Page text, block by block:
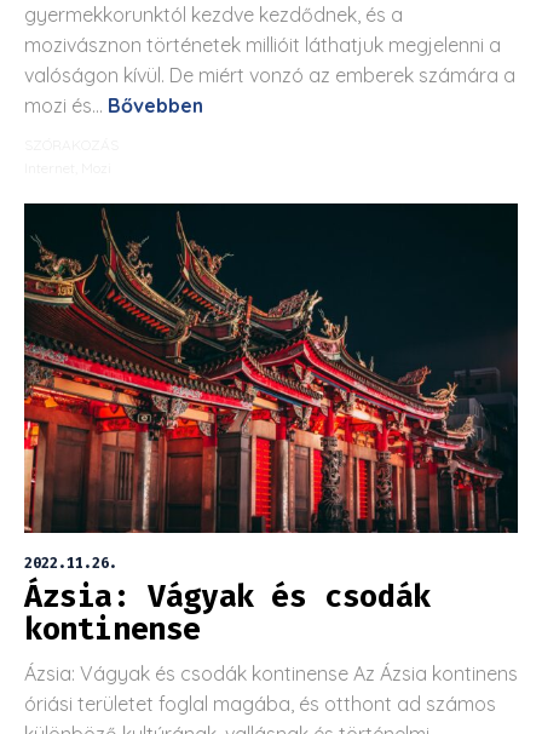
gyermekkorunktól kezdve kezdődnek, és a
mozivásznon történetek millióit láthatjuk megjelenni a
valóságon kívül. De miért vonzó az emberek számára a
mozi és... Bővebben
2022.11.26.
Ázsia: Vágyak és csodák
kontinense
Ázsia: Vágyak és csodák kontinense Az Ázsia kontinens
óriási területet foglal magába, és otthont ad számos